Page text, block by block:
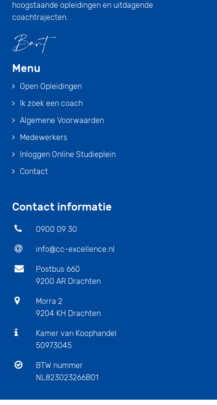
hoogstaande opleidingen en uitdagende
coachtrajecten.
Menu
Open Opleidingen
Ik zoek een coach
Algemene Voorwaarden
Medewerkers
Inloggen Online Studieplein
Contact
Contact informatie
0900 09 30
info@cc-excellence.nl
Postbus 660
9200 AR Drachten
Morra 2
9204 KH Drachten
Kamer van Koophandel
50973045
BTW nummer
NL823023266B01